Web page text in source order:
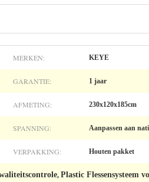
MERKEN: KEYE
GARANTIE: 1 jaar
AFMETING: 230x120x185cm
SPANNING: Aanpassen aan
VERPAKKING: Houten pakket
, Plastic Flessensysteem